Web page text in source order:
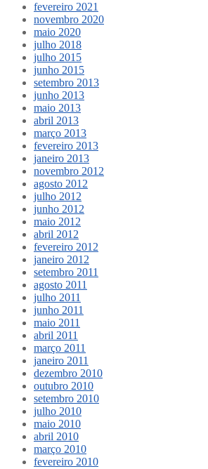
fevereiro 2021
novembro 2020
maio 2020
julho 2018
julho 2015
junho 2015
setembro 2013
junho 2013
maio 2013
abril 2013
março 2013
fevereiro 2013
janeiro 2013
novembro 2012
agosto 2012
julho 2012
junho 2012
maio 2012
abril 2012
fevereiro 2012
janeiro 2012
setembro 2011
agosto 2011
julho 2011
junho 2011
maio 2011
abril 2011
março 2011
janeiro 2011
dezembro 2010
outubro 2010
setembro 2010
julho 2010
maio 2010
abril 2010
março 2010
fevereiro 2010